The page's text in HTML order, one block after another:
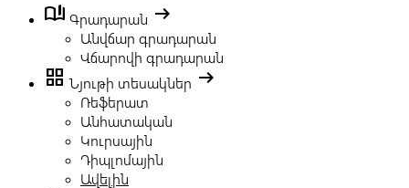
book_ribbon Գրադարան arrow_right_alt
Անվճար գրադարան
Վճարովի գրադարան
grid_view Նյութի տեսակներ arrow_right_alt
Ռեֆերատ
Անհատական
Կուրսային
Դիպլոմային
Ավելին